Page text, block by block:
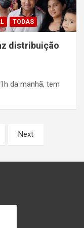
TODAS
distribuição
da manhã, tem
Next